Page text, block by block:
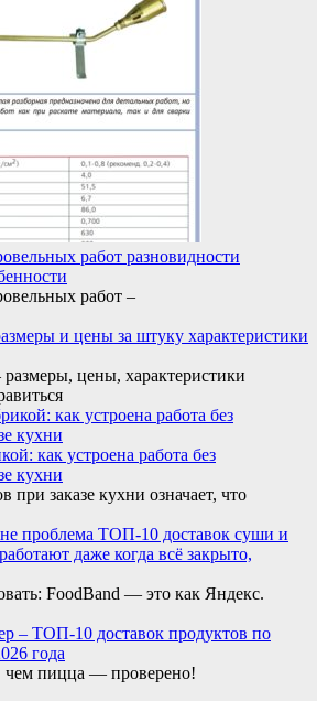
работ разновидности
работ –
и цены за штуку характеристики
цены, характеристики
как устроена работа без
кухни
при заказе кухни означает, что
проблема ТОП-10 доставок суши и
даже когда всё закрыто,
FoodBand — это как Яндекс.
– ТОП-10 доставок продуктов по
года
чем пицца — проверено!